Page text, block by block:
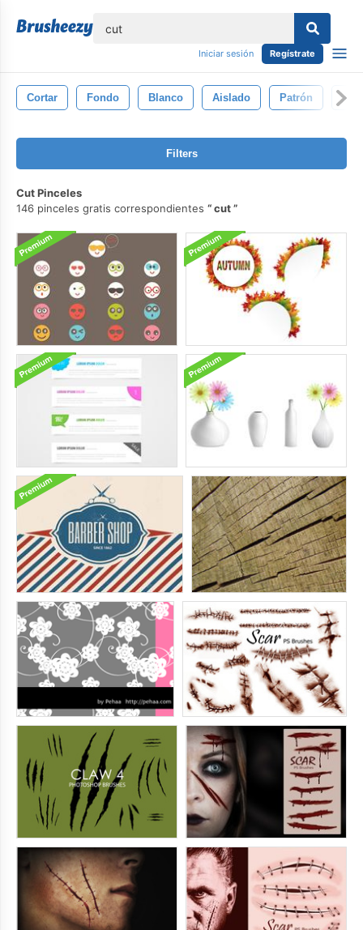
Iniciar sesión Regístrate
Cortar Fondo Blanco Aislado Patrón
Filters
Cut Pinceles
146 pinceles gratis correspondientes
cut